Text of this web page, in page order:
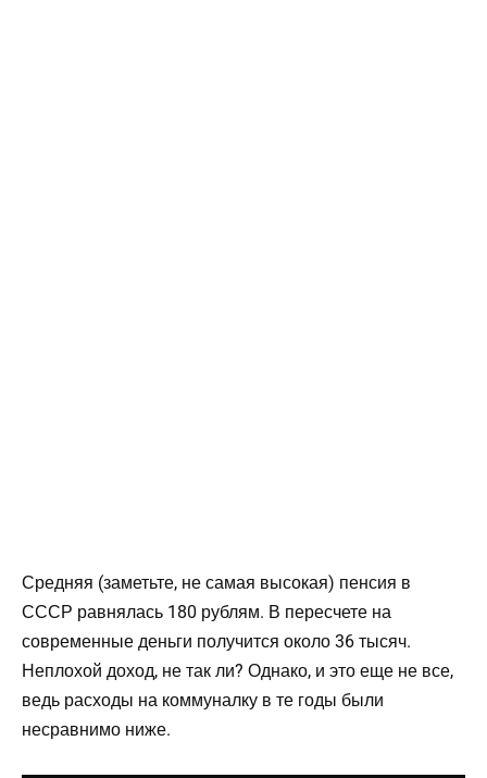
Средняя (заметьте, не самая высокая) пенсия в
СССР равнялась 180 рублям. В пересчете на
современные деньги получится около 36 тысяч.
Неплохой доход, не так ли? Однако, и это еще не все,
ведь расходы на коммуналку в те годы были
несравнимо ниже.